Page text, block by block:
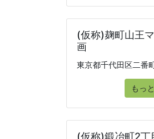
(仮称)麹町山王
画
東京都千代田区二番
もっ
(仮称)鍛冶町2丁